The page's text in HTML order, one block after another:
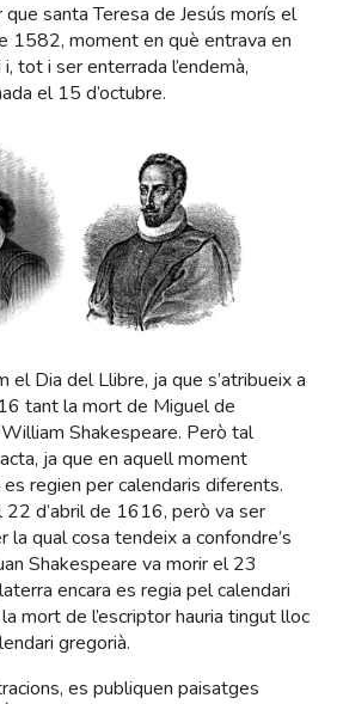
santa Teresa de Jesús morís el
1582, moment en què entrava en
tot i ser enterrada l’endemà,
el 15 d’octubre.
el Dia del Llibre, ja que s’atribueix a
tant la mort de Miguel de
Shakespeare. Però tal
ja que en aquell moment
regien per calendaris diferents.
22 d’abril de 1616, però va ser
qual cosa tendeix a confondre’s
Shakespeare va morir el 23
encara es regia pel calendari
mort de l’escriptor hauria tingut lloc
gregorià.
es publiquen paisatges